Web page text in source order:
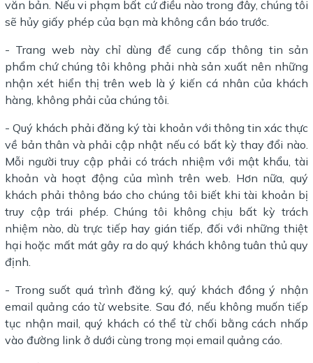
văn bản. Nếu vi phạm bất cứ điều nào trong đây, chúng tôi
sẽ hủy giấy phép của bạn mà không cần báo trước.
- Trang web này chỉ dùng để cung cấp thông tin sản
phẩm chứ chúng tôi không phải nhà sản xuất nên những
nhận xét hiển thị trên web là ý kiến cá nhân của khách
hàng, không phải của chúng tôi.
- Quý khách phải đăng ký tài khoản với thông tin xác thực
về bản thân và phải cập nhật nếu có bất kỳ thay đổi nào.
Mỗi người truy cập phải có trách nhiệm với mật khẩu, tài
khoản và hoạt động của mình trên web. Hơn nữa, quý
khách phải thông báo cho chúng tôi biết khi tài khoản bị
truy cập trái phép. Chúng tôi không chịu bất kỳ trách
nhiệm nào, dù trực tiếp hay gián tiếp, đối với những thiệt
hại hoặc mất mát gây ra do quý khách không tuân thủ quy
định.
- Trong suốt quá trình đăng ký, quý khách đồng ý nhận
email quảng cáo từ website. Sau đó, nếu không muốn tiếp
tục nhận mail, quý khách có thể từ chối bằng cách nhấp
vào đường link ở dưới cùng trong mọi email quảng cáo.